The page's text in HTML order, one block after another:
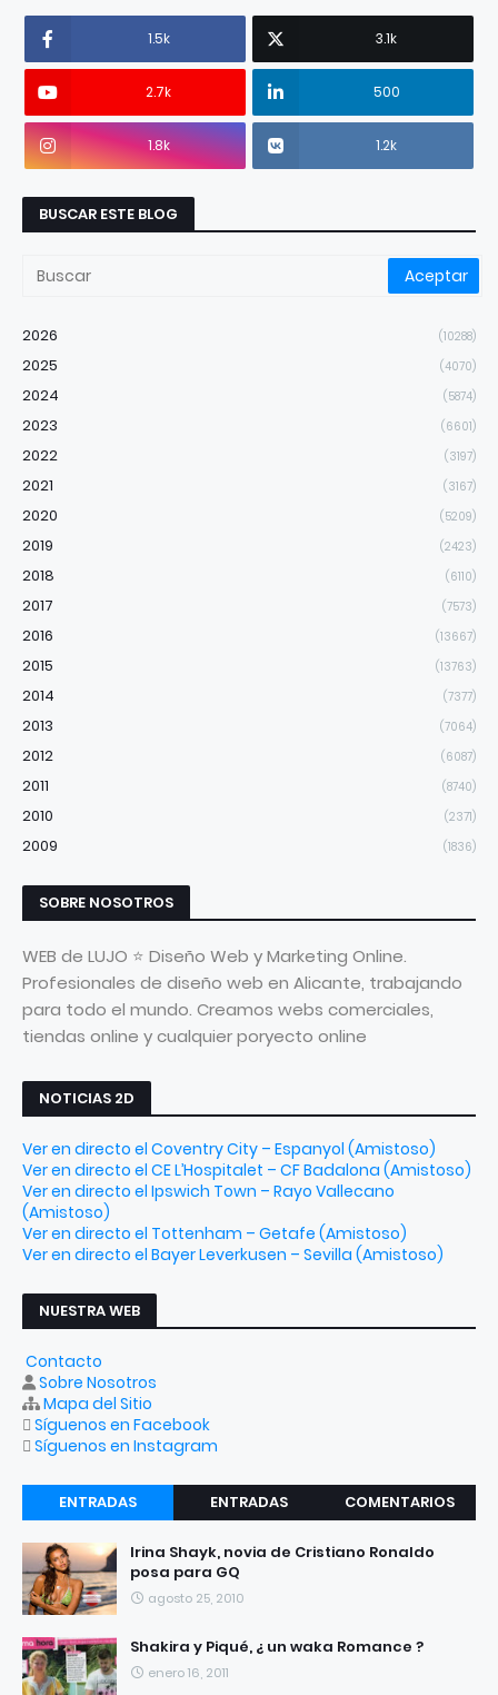
1.5k 3.1k
2.7k 500
1.8k 1.2k
BUSCAR ESTE BLOG
2026 (10288)
2025 (4070)
2024 (5874)
2023 (6601)
2022 (3197)
2021 (3167)
2020 (5209)
2019 (2423)
2018 (6110)
2017 (7573)
2016 (13667)
2015 (13763)
2014 (7377)
2013 (7064)
2012 (6087)
2011 (8740)
2010 (2371)
2009 (1836)
SOBRE NOSOTROS
WEB de LUJO ⭐ Diseño Web y Marketing Online.
Profesionales de diseño web en Alicante, trabajando
para todo el mundo. Creamos webs comerciales,
tiendas online y cualquier poryecto online
NOTICIAS 2D
Ver en directo el Coventry City – Espanyol (Amistoso)
Ver en directo el CE L’Hospitalet – CF Badalona (Amistoso)
Ver en directo el Ipswich Town – Rayo Vallecano
(Amistoso)
Ver en directo el Tottenham – Getafe (Amistoso)
Ver en directo el Bayer Leverkusen – Sevilla (Amistoso)
NUESTRA WEB
Contacto
Sobre Nosotros
Mapa del Sitio
Síguenos en Facebook
Síguenos en Instagram
ENTRADAS
RECIENTES
ENTRADAS
COMENTARIOS
Irina Shayk, novia de Cristiano Ronaldo
posa para GQ
agosto 25, 2010
Shakira y Piqué, ¿ un waka Romance ?
enero 16, 2011